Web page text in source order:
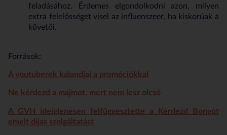
feladásához. Érdemes elgondolkodni azon, milyen
extra felelősséget visel az influenszeer, ha kiskorúak a
követői.
Források:
A youtuberek kalandjai a promóciókkal
Ne kérdezd a majmot, mert nem lesz olcsó
A GVH ideiglenesen felfüggesztette a Kérdezd Bongót
emelt díjas szolgáltatást